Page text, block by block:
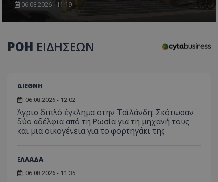
06.08.2026 - 11:19
ΡΟΗ ΕΙΔΗΣΕΩΝ
ΔΙΕΘΝΗ
06.08.2026 - 12:02
Άγριο διπλό έγκλημα στην Ταϊλάνδη: Σκότωσαν
δύο αδέλφια από τη Ρωσία για τη μηχανή τους
και μια οικογένεια για το φορτηγάκι της
ΕΛΛΑΔΑ
06.08.2026 - 11:36